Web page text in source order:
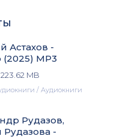
Астахов -
(2025) МР3
223.62 MB
/ Аудиокниги
Рудазов,
Рудазова -